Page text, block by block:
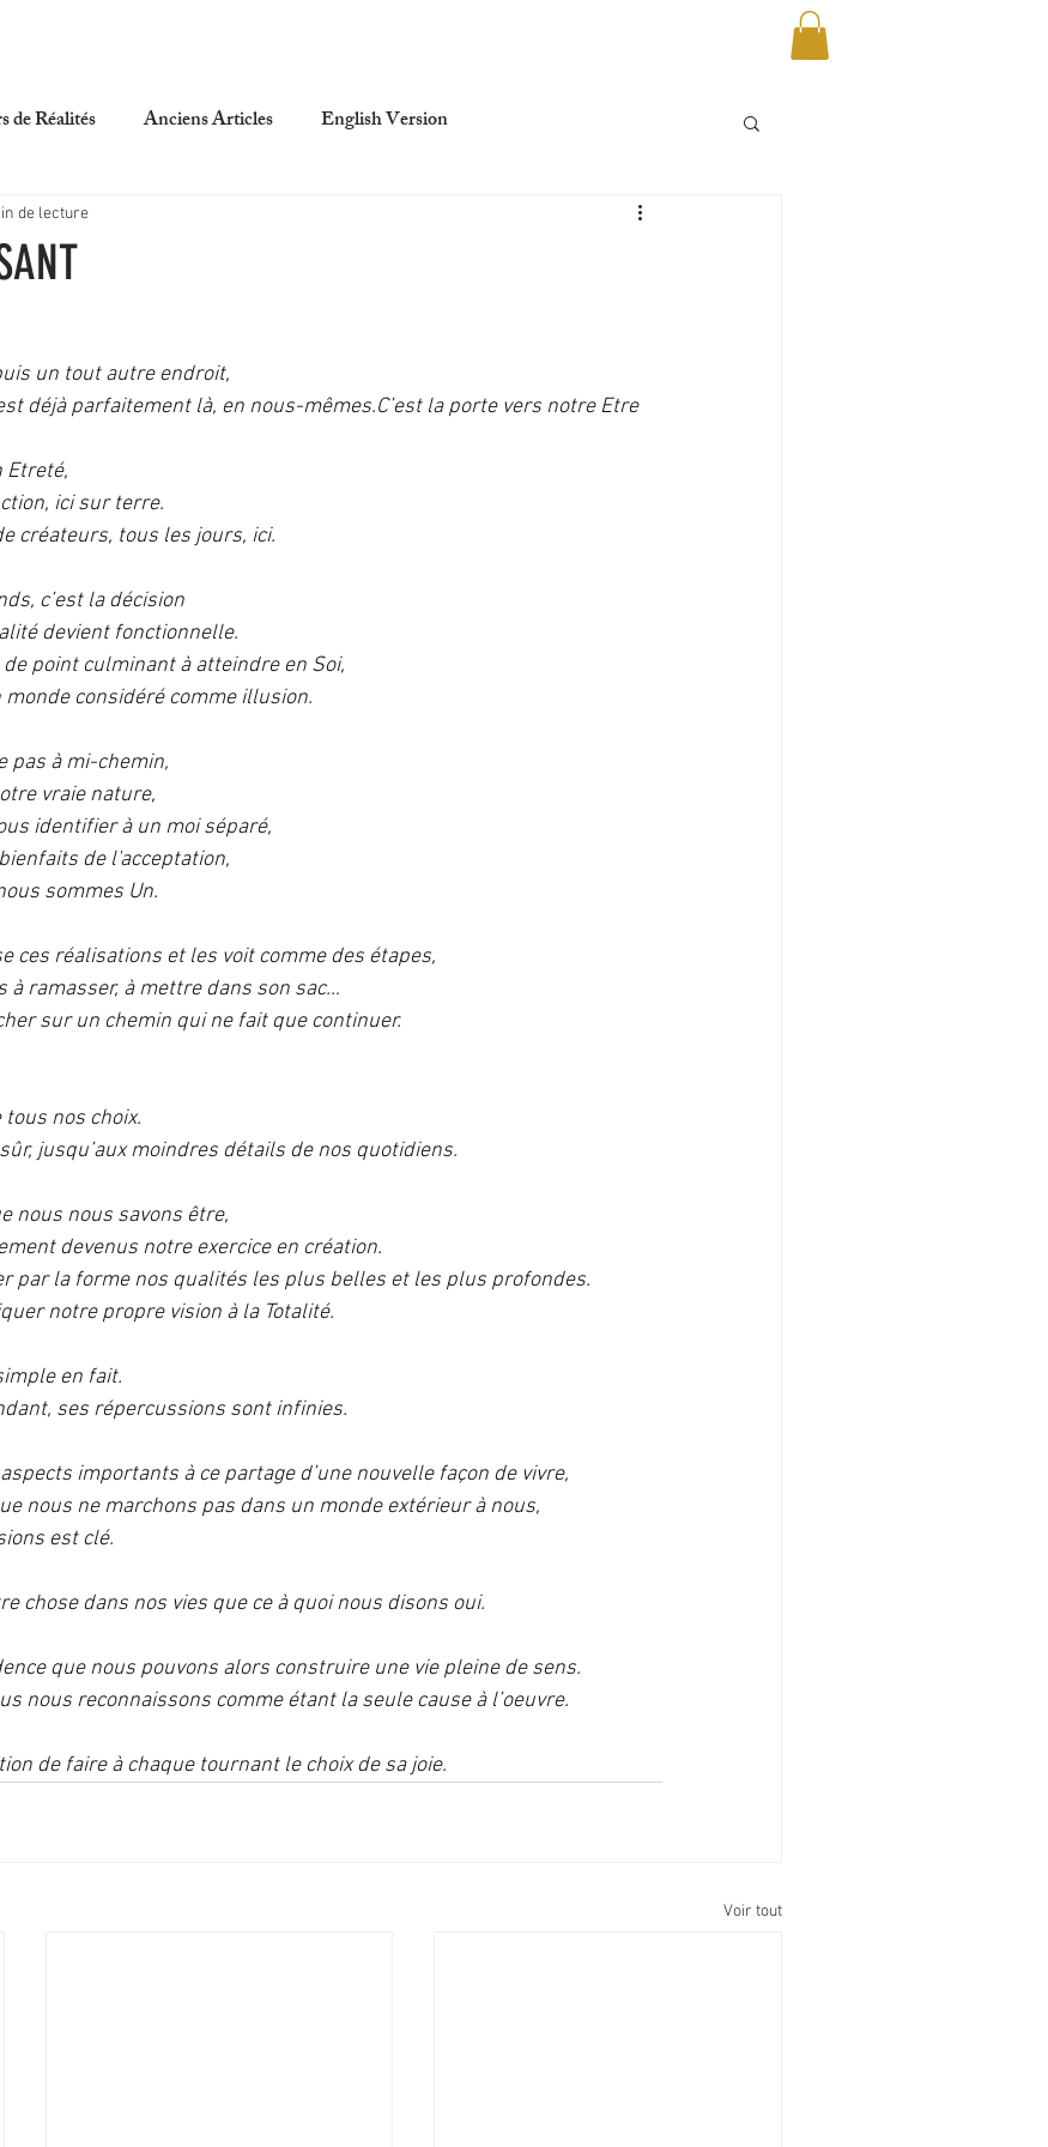
de Réalités Anciens Articles English Version
de lecture
un tout autre endroit,
déjà parfaitement là, en nous-mêmes.C’est la porte vers notre Etre
Etreté,
ici sur terre.
créateurs, tous les jours, ici.
c’est la décision
devient fonctionnelle.
point culminant à atteindre en Soi,
considéré comme illusion.
pas à mi-chemin,
vraie nature,
identifier à un moi séparé,
de l'acceptation,
sommes Un.
ces réalisations et les voit comme des étapes,
à ramasser, à mettre dans son sac…
sur un chemin qui ne fait que continuer.
nos choix.
jusqu’aux moindres détails de nos quotidiens.
nous nous savons être,
devenus notre exercice en création.
par la forme nos qualités les plus belles et les plus profondes.
notre propre vision à la Totalité.
en fait.
ses répercussions sont infinies.
importants à ce partage d’une nouvelle façon de vivre,
nous ne marchons pas dans un monde extérieur à nous,
est clé.
chose dans nos vies que ce à quoi nous disons oui.
que nous pouvons alors construire une vie pleine de sens.
nous reconnaissons comme étant la seule cause à l’oeuvre.
de faire à chaque tournant le choix de sa joie.
Voir tout